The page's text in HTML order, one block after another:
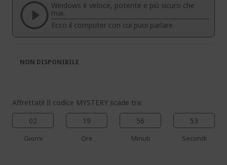
immagini
immagini
Windows è veloce, potente e più sicuro che
mai.
Ecco il computer con cui puoi parlare.
Affrettati! Il codice MYSTERY scade tra:
02
Giorni
19
Ore
56
Minuti
52
Secondi
NON DISPONIBILE